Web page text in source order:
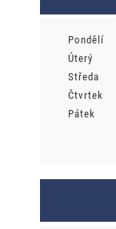
Pondělí
Úterý
Středa
Čtvrtek
Pátek